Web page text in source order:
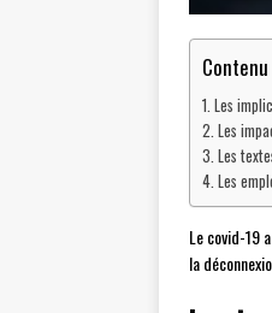
Les
Les
Les
Les
Le covid-19
la